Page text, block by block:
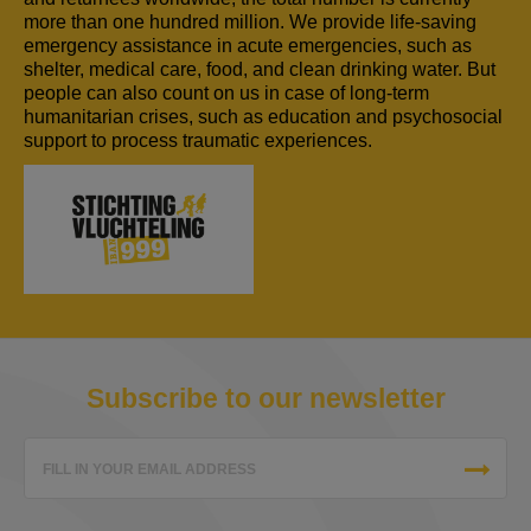
more than one hundred million. We provide life-saving
emergency assistance in acute emergencies, such as
shelter, medical care, food, and clean drinking water. But
people can also count on us in case of long-term
humanitarian crises, such as education and psychosocial
support to process traumatic experiences.
Subscribe to our newsletter
FILL IN YOUR EMAIL ADDRESS